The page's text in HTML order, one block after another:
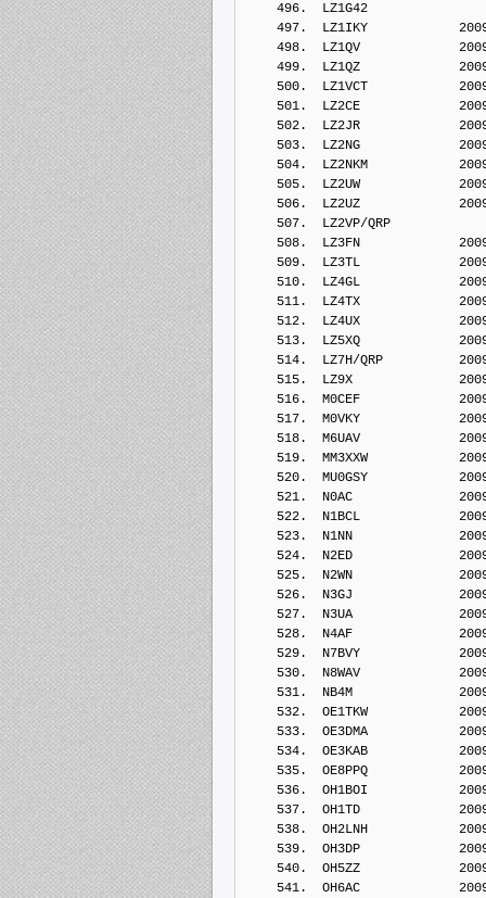
496.  LZ1G42
497.  LZ1IKY
498.  LZ1QV
499.  LZ1QZ
500.  LZ1VCT
501.  LZ2CE
502.  LZ2JR
503.  LZ2NG
504.  LZ2NKM
505.  LZ2UW
506.  LZ2UZ
507.  LZ2VP/QRP
508.  LZ3FN
509.  LZ3TL
510.  LZ4GL
511.  LZ4TX
512.  LZ4UX
513.  LZ5XQ
514.  LZ7H/QRP
515.  LZ9X
516.  M0CEF
517.  M0VKY
518.  M6UAV
519.  MM3XXW
520.  MU0GSY
521.  N0AC
522.  N1BCL
523.  N1NN
524.  N2ED
525.  N2WN
526.  N3GJ
527.  N3UA
528.  N4AF
529.  N7BVY
530.  N8WAV
531.  NB4M
532.  OE1TKW
533.  OE3DMA
534.  OE3KAB
535.  OE8PPQ
536.  OH1BOI
537.  OH1TD
538.  OH2LNH
539.  OH3DP
540.  OH5ZZ
541.  OH6AC